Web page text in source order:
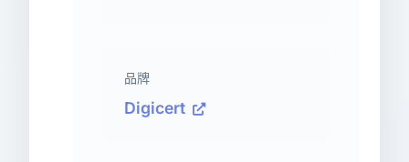
品牌
Digicert